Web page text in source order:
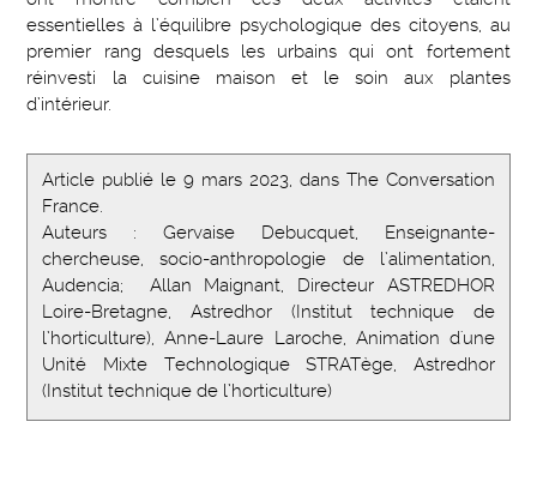
essentielles à l’équilibre psychologique des citoyens, au
premier rang desquels les urbains qui ont fortement
réinvesti la cuisine maison et le soin aux plantes
d’intérieur.
Article publié le 9 mars 2023, dans The Conversation
France.
Auteurs : Gervaise Debucquet, Enseignante-
chercheuse, socio-anthropologie de l’alimentation,
Audencia; Allan Maignant, Directeur ASTREDHOR
Loire-Bretagne, Astredhor (Institut technique de
l’horticulture), Anne-Laure Laroche, Animation d'une
Unité Mixte Technologique STRATège, Astredhor
(Institut technique de l’horticulture)